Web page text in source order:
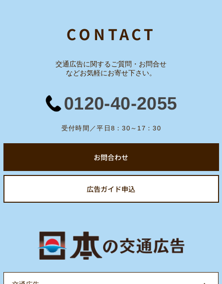
CONTACT
交通広告に関するご質問・お問合せ
などお気軽にお寄せ下さい。
0120-40-2055
受付時間／平日8：30～17：30
お問合わせ
広告ガイド申込